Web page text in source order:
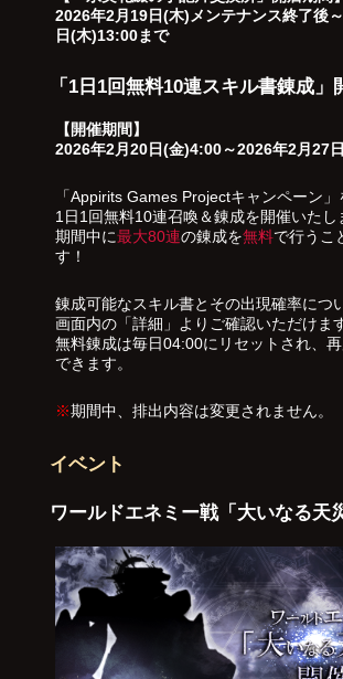
2026年2月19日(木)メンテナンス終了後
日(木)13:00まで
「1日1回無料10連スキル書錬成」
【開催期間】
2026年2月20日(金)4:00～2026年2月27
「Appirits Games Projectキャンペーン」
1日1回無料10連召喚＆錬成を開催いたし
期間中に最大80連の錬成を無料で行うこ
す！
錬成可能なスキル書とその出現確率につ
画面内の「詳細」よりご確認いただけます
無料錬成は毎日04:00にリセットされ、
できます。
※期間中、排出内容は変更されません。
イベント
ワールドエネミー戦「大いなる天